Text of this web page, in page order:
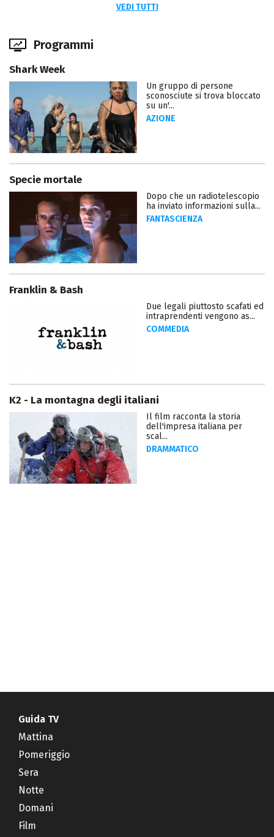
VEDI TUTTI
Programmi
Shark Week
Un gruppo di persone
sconosciute si trova bloccato
su un'...
AZIONE
Specie mortale
Dopo che un radiotelescopio
ha inviato informazioni sulla...
FANTASCIENZA
Franklin & Bash
Due legali piuttosto scafati ed
intraprendenti vengono as...
COMMEDIA
K2 - La montagna degli italiani
Il film racconta la storia
dell'impresa italiana per
scal...
DRAMMATICO
Guida TV
Mattina
Pomeriggio
Sera
Notte
Domani
Film